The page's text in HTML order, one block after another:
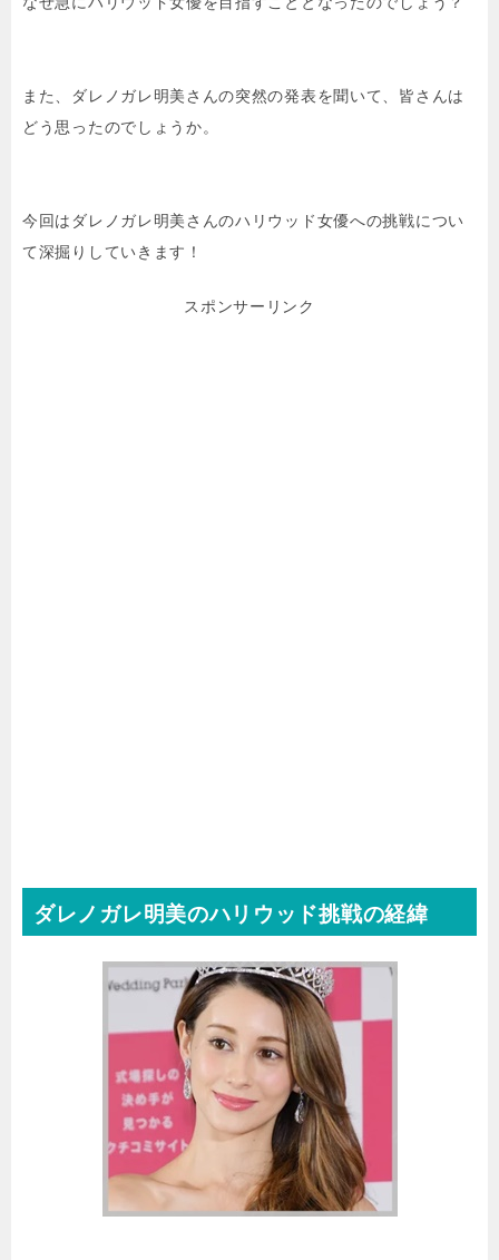
また、ダレノガレ明美さんの突然の発表を聞いて、皆さんは
どう思ったのでしょうか。
今回はダレノガレ明美さんのハリウッド女優への挑戦につい
て深掘りしていきます！
スポンサーリンク
ダレノガレ明美のハリウッド挑戦の経緯